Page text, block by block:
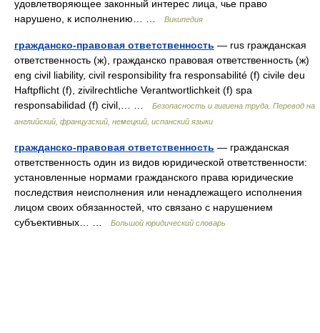
удовлетворяющее законный интерес лица, чье право
нарушено, к исполнению… …
Википедия
гражданско-правовая ответственность — rus гражданская
ответственность (ж), гражданско правовая ответственность (ж)
eng civil liability, civil responsibility fra responsabilité (f) civile deu
Haftpflicht (f), zivilrechtliche Verantwortlichkeit (f) spa
responsabilidad (f) civil,… …
Безопасность и гигиена труда. Перевод на
английский, французский, немецкий, испанский языки
гражданско-правовая ответственность — гражданская
ответственность один из видов юридической ответственности:
установленные нормами гражданского права юридические
последствия неисполнения или ненадлежащего исполнения
лицом своих обязанностей, что связано с нарушением
субъективных… …
Большой юридический словарь